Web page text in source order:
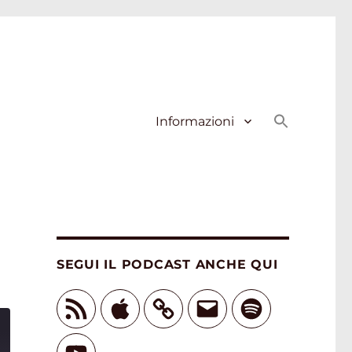
Informazioni
SEGUI IL PODCAST ANCHE QUI
Feed
RSS
Apple Email Spotify
YouTube